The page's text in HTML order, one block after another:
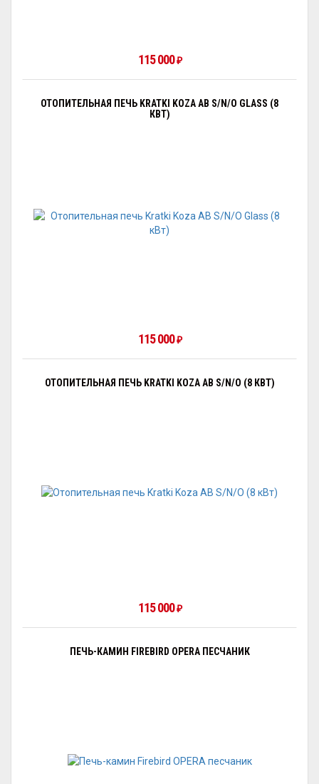
115 000 ₽
ОТОПИТЕЛЬНАЯ ПЕЧЬ KRATKI KOZA AB S/N/O GLASS (8
КВТ)
115 000 ₽
ОТОПИТЕЛЬНАЯ ПЕЧЬ KRATKI KOZA AB S/N/O (8 КВТ)
115 000 ₽
ПЕЧЬ-КАМИН FIREBIRD OPERA ПЕСЧАНИК